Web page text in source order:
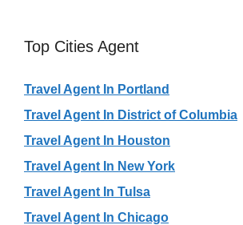
Top Cities Agent
Travel Agent In Portland
Travel Agent In District of Columbia
Travel Agent In Houston
Travel Agent In New York
Travel Agent In Tulsa
Travel Agent In Chicago